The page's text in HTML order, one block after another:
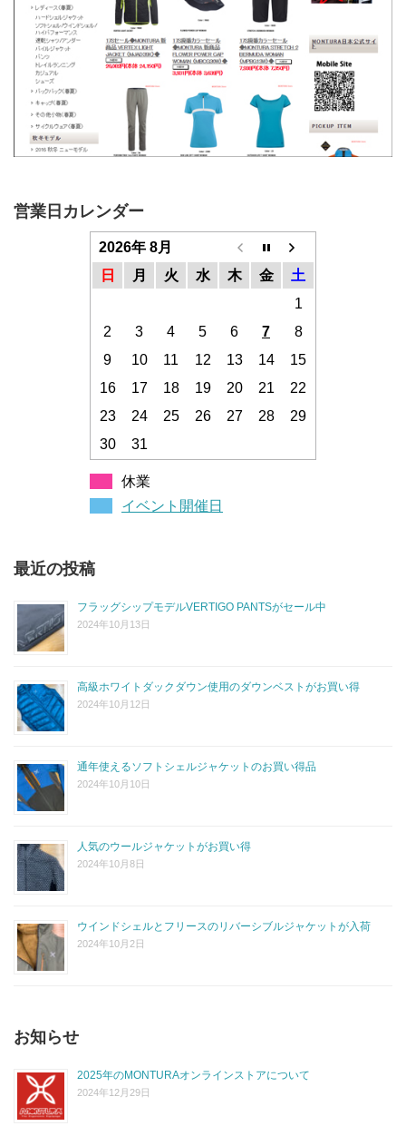
営業日カレンダー
2026年 8月
日
月 火 水 木 金
土
1
2
3 4 5 6 7
8
9
10 11 12 13 14
15
16
17 18 19 20 21
22
23
24 25 26 27 28
29
30
31
休業
イベント開催日
最近の投稿
フラッグシップモデルVERTIGO PANTSがセール中
2024年10月13日
高級ホワイトダックダウン使用のダウンベストがお買い得
2024年10月12日
通年使えるソフトシェルジャケットのお買い得品
2024年10月10日
人気のウールジャケットがお買い得
2024年10月8日
ウインドシェルとフリースのリバーシブルジャケットが入荷
2024年10月2日
お知らせ
2025年のMONTURAオンラインストアについて
2024年12月29日